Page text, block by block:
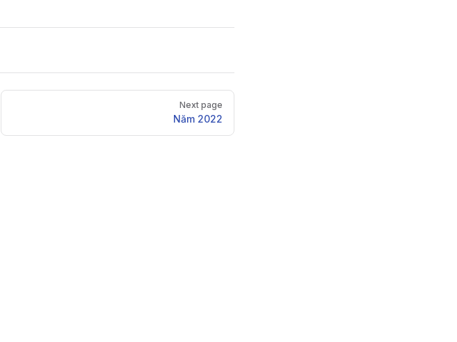
Next page
Năm 2022